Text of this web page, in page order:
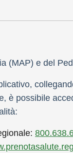
(MAP) e del
è possibile